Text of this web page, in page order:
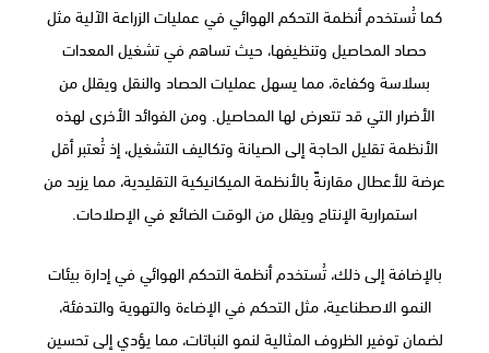
كما تُستخدم أنظمة التحكم الهوائي في عمليات الزراعة الآلية مثل
حصاد المحاصيل وتنظيفها، حيث تساهم في تشغيل المعدات
بسلاسة وكفاءة، مما يسهل عمليات الحصاد والنقل ويقلل من
الأضرار التي قد تتعرض لها المحاصيل. ومن الفوائد الأخرى لهذه
الأنظمة تقليل الحاجة إلى الصيانة وتكاليف التشغيل، إذ تُعتبر أقل
عرضة للأعطال مقارنةً بالأنظمة الميكانيكية التقليدية، مما يزيد من
استمرارية الإنتاج ويقلل من الوقت الضائع في الإصلاحات.
بالإضافة إلى ذلك، تُستخدم أنظمة التحكم الهوائي في إدارة بيئات
النمو الاصطناعية، مثل التحكم في الإضاءة والتهوية والتدفئة،
لضمان توفير الظروف المثالية لنمو النباتات، مما يؤدي إلى تحسين